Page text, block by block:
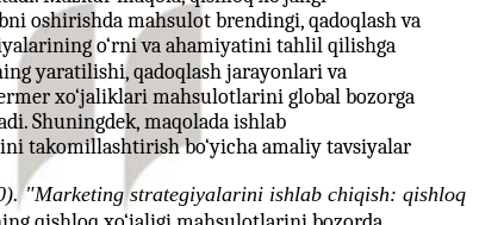
oshirishda mahsulot brendingi, qadoqlash va
o‘rni va ahamiyatini tahlil qilishga
yaratilishi, qadoqlash jarayonlari va
xo‘jaliklari mahsulotlarini global bozorga
Shuningdek, maqolada ishlab
takomillashtirish bo‘yicha amaliy tavsiyalar
"Marketing strategiyalarini ishlab chiqish: qishloq